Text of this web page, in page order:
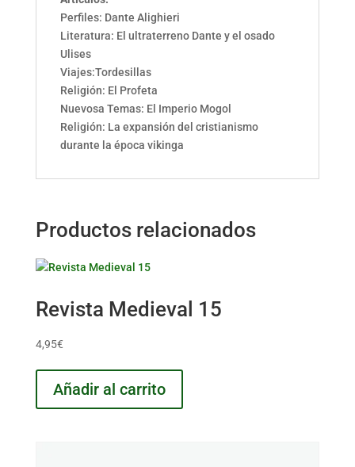
Perfiles: Dante Alighieri
Literatura: El ultraterreno Dante y el osado
Ulises
Viajes:Tordesillas
Religión: El Profeta
Nuevosa Temas: El Imperio Mogol
Religión: La expansión del cristianismo
durante la época vikinga
Productos relacionados
Revista Medieval 15
4,95€
Añadir al carrito